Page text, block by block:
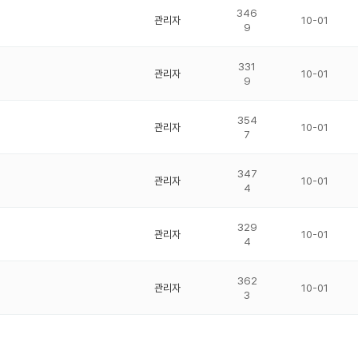
관리자
346
9
10-01
관리자
331
9
10-01
관리자
354
7
10-01
관리자
347
4
10-01
관리자
329
4
10-01
관리자
362
3
10-01